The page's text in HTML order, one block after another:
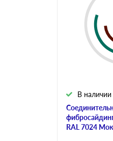
RAL 7024
В наличии